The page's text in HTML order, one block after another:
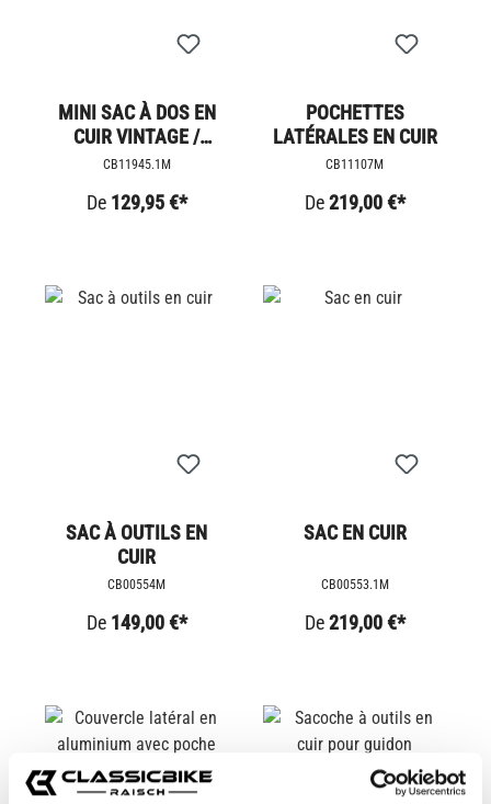
MINI SAC À DOS EN
CUIR VINTAGE /
POCHE LATÉRALE
CB11945.1M
De 129,95 €*
POCHETTES
LATÉRALES EN CUIR
CB11107M
De219,00 €*
SAC À OUTILS EN
CUIR
CB00554M
De 149,00 €*
SAC EN CUIR
CB00553.1M
De219,00 €*